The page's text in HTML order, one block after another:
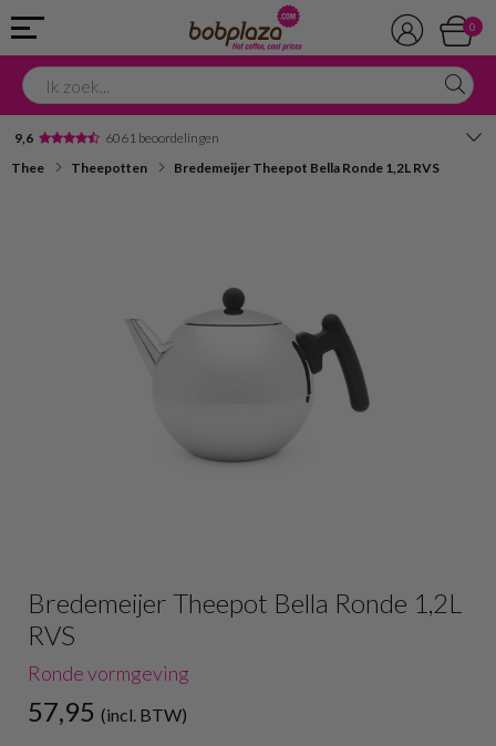
0
9,6 6061 beoordelingen
Thee Theepotten Bredemeijer Theepot Bella Ronde 1,2L RVS
Bredemeijer Theepot Bella Ronde 1,2L
RVS
Ronde vormgeving
57,95 (incl. BTW)